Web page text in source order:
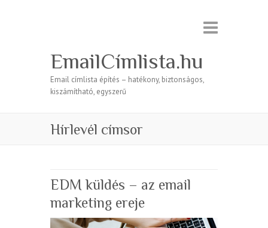
EmailCímlista.hu
Email címlista építés – hatékony, biztonságos,
kiszámítható, egyszerű
Hírlevél címsor
EDM küldés – az email
marketing ereje